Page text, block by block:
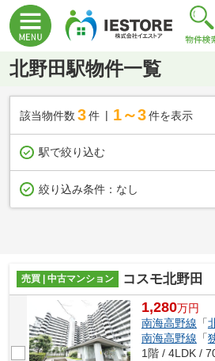
北野田駅物件一覧
該当物件数 3件 1～3 件を表示
駅で絞り込む
絞り込み条件： なし
売買 | 中古マンション コスモ北野田
1,280万円
南海高野線 「
南海高野線 「
1階 / 4LDK /